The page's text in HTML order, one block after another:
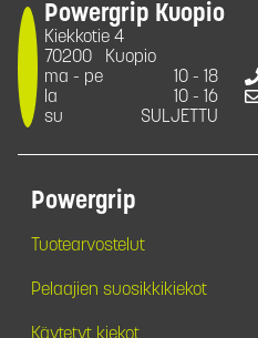
Powergrip Kuopio
Kiekkotie 4
70200
Kuopio
ma - pe
10 - 18
la
10 - 16
su
SULJETTU
Powergrip
Tuotearvostelut
Pelaajien suosikkikiekot
Käytetyt kiekot